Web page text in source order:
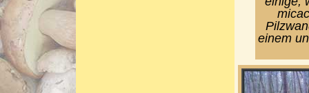
einem